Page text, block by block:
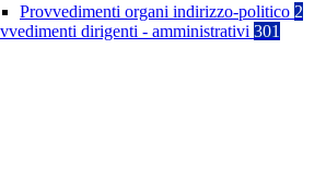
Provvedimenti organi indirizzo-politico 2
dirigenti - amministrativi 301